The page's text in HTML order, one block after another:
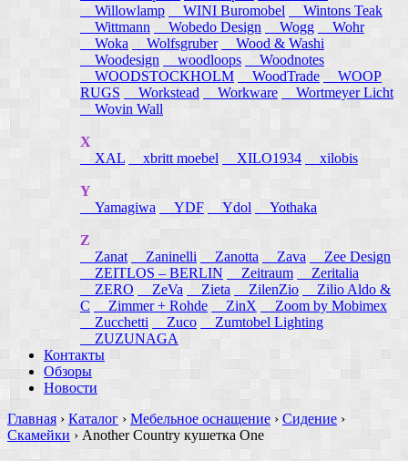
Willowlamp
WINI Buromobel
Wintons Teak
Wittmann
Wobedo Design Wogg
Wohr
Woka
Wolfsgruber
Wood & Washi
Woodesign
woodloops
Woodnotes
WOODSTOCKHOLM
WoodTrade
WOOP
RUGS
Workstead Workware
Wortmeyer Licht
Wovin Wall
X
XAL
xbritt moebel XILO1934 xilobis
Y
Yamagiwa
YDF Ydol Yothaka
Z
Zanat
Zaninelli Zanotta Zava
Zee Design
ZEITLOS – BERLIN
Zeitraum
Zeritalia
ZERO
ZeVa Zieta ZilenZio
Zilio Aldo &
C
Zimmer + Rohde ZinX
Zoom by Mobimex
Zucchetti
Zuco
Zumtobel Lighting
ZUZUNAGA
Контакты
Обзоры
Новости
Главная › Каталог › Мебельное оснащение › Сидение ›
Скамейки › Another Country кушетка One